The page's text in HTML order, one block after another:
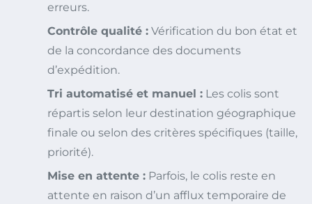
erreurs.
Contrôle qualité : Vérification du bon état et
de la concordance des documents
d’expédition.
Tri automatisé et manuel : Les colis sont
répartis selon leur destination géographique
finale ou selon des critères spécifiques (taille,
priorité).
Mise en attente : Parfois, le colis reste en
attente en raison d’un afflux temporaire de